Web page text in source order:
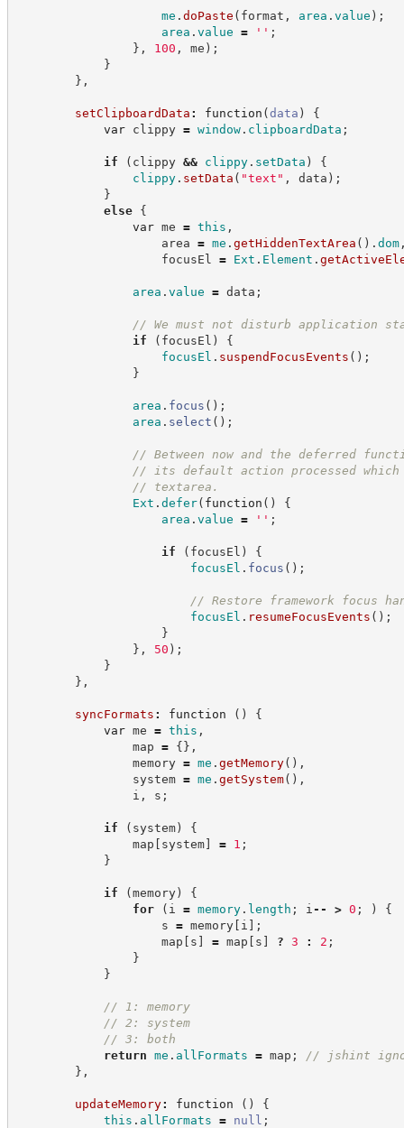
me . doPaste ( format , area . value ) ;
area . value = ' ' ;
} , 100 , me ) ;
}
} ,
setClipboardData : function (data )
{
var clippy = window. clipboardData ;
if ( clippy && clippy. setData )
{
clippy. setData ( "text " , data ) ;
}
else
{
var me = this ,
area = me . getHiddenTextArea ( ) . dom
focusEl = Ext . Element .
area . value = data ;
// We must not disturb application
if
( focusEl )
{
focusEl . suspendFocusEvents ( ) ;
}
area . focus ( ) ;
area . select ( ) ;
// Between now and the deferred
// its default action processed
// textarea.
Ext . defer( function ( )
{
area . value = ' ' ;
if ( focusEl )
{
focusEl . focus ( ) ;
// Restore framework focus
focusEl . resumeFocusEvents ( ) ;
}
} , 50 ) ;
}
} ,
syncFormats : function ( )
{
var me = this ,
map = {} ,
memory = me . getMemory( ) ,
system = me . getSystem( ) ,
i , s ;
if ( system)
{
map [ system] = 1 ;
}
if (memory)
{
for
( i = memory. length ; i -- > 0 ; )
{
s = memory[ i ] ;
map [ s ] = map [ s ] ? 3 : 2 ;
}
}
// 1: memory
// 2: system
// 3: both
return me . allFormats = map ; // jshint
} ,
updateMemory: function ( )
{
this . allFormats = null ;